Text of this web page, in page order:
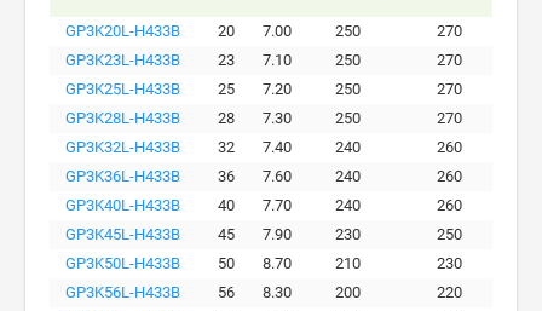
GP3K20L-H433B 20 7.00 250 270
GP3K23L-H433B
23 7.10 250 270
GP3K25L-H433B
25 7.20 250 270
GP3K28L-H433B
28 7.30 250 270
GP3K32L-H433B
32 7.40 240 260
GP3K36L-H433B
36 7.60 240 260
GP3K40L-H433B
40 7.70 240 260
GP3K45L-H433B
45 7.90 230 250
GP3K50L-H433B
50 8.70 210 230
GP3K56L-H433B
56 8.30 200 220